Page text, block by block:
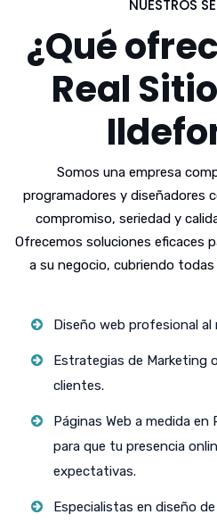
NUESTROS
¿Qué
Real
Somos una empresa
programadores y diseñadores
compromiso, seriedad y
Ofrecemos soluciones eficaces
a su negocio, cubriendo
Diseño web profesional al
Estrategias de Marketing
clientes.
Páginas Web a medida
para que tu presencia
expectativas.
Especialistas en diseño